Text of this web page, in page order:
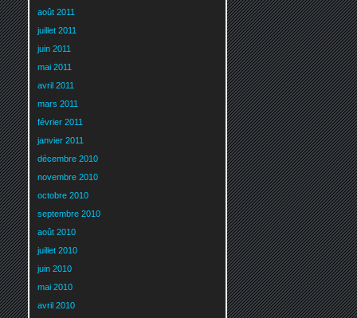
août 2011
juillet 2011
juin 2011
mai 2011
avril 2011
mars 2011
février 2011
janvier 2011
décembre 2010
novembre 2010
octobre 2010
septembre 2010
août 2010
juillet 2010
juin 2010
mai 2010
avril 2010